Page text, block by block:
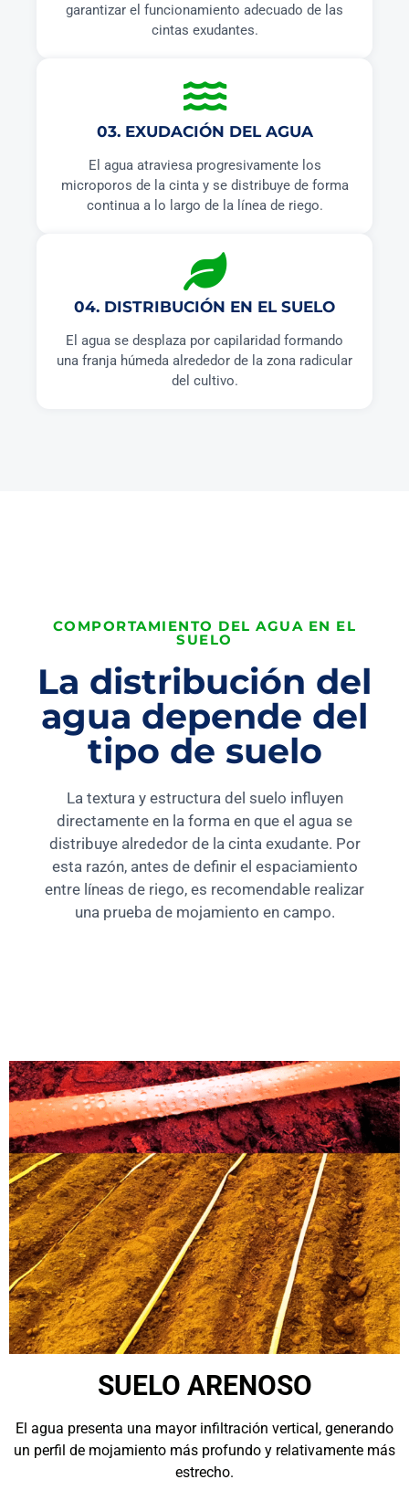
garantizar el funcionamiento adecuado de las
cintas exudantes.
03. EXUDACIÓN DEL AGUA
El agua atraviesa progresivamente los
microporos de la cinta y se distribuye de forma
continua a lo largo de la línea de riego.
04. DISTRIBUCIÓN EN EL SUELO
El agua se desplaza por capilaridad formando
una franja húmeda alrededor de la zona radicular
del cultivo.
COMPORTAMIENTO DEL AGUA EN EL
SUELO
La distribución del
agua depende del
tipo de suelo
La textura y estructura del suelo influyen
directamente en la forma en que el agua se
distribuye alrededor de la cinta exudante. Por
esta razón, antes de definir el espaciamiento
entre líneas de riego, es recomendable realizar
una prueba de mojamiento en campo.
SUELO ARENOSO
El agua presenta una mayor infiltración vertical, generando
un perfil de mojamiento más profundo y relativamente más
estrecho.